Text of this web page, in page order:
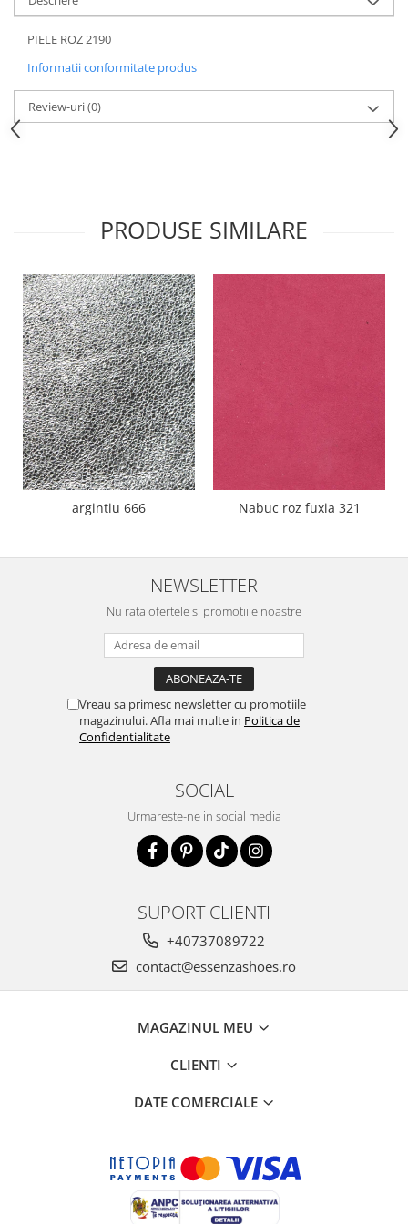
PIELE ROZ 2190
Informatii conformitate produs
Review-uri(0)
PRODUSE SIMILARE
argintiu 666 Nabuc roz fuxia 321
NEWSLETTER
Nu rata ofertele si promotiile noastre
Vreau sa primesc newsletter cu promotiile
magazinului. Afla mai multe in Politica de
Confidentialitate
SOCIAL
Urmareste-ne in social media
SUPORT CLIENTI
+40737089722
contact@essenzashoes.ro
MAGAZINUL MEU
CLIENTI
DATE COMERCIALE